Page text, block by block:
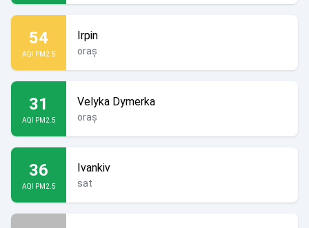
54
AQI PM2.5
Irpin
oraș
31
AQI PM2.5
Velyka Dymerka
oraș
36
AQI PM2.5
Ivankiv
sat